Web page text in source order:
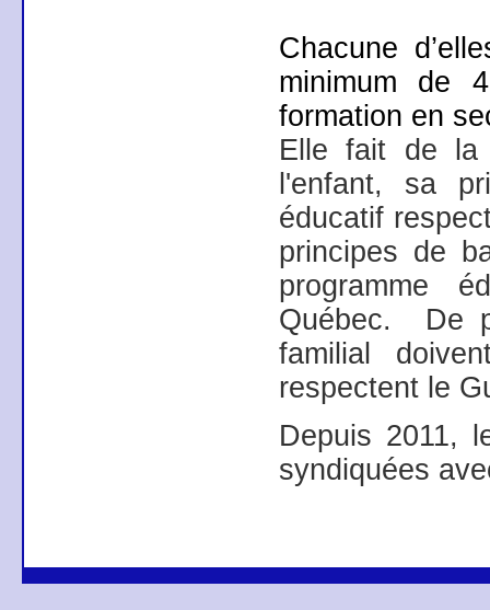
Chacune
minimum de
formation en
Elle fait de la
l'enfant, sa
éducatif
principes de
programme
Québec. De
familial
respectent le
Depuis 2011,
syndiquées